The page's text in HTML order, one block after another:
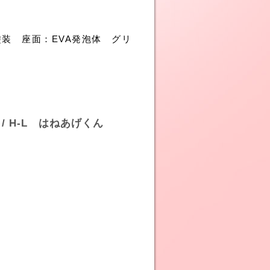
装 座面：EVA発泡体 グリ
/ H-L はねあげくん